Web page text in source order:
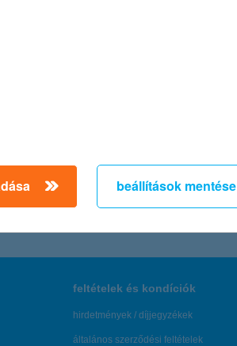
← Első Előző Következő
feltételek és kondíciók
hirdetmények / díjjegyzékek
általános szerződési feltételek
beállítások mentése